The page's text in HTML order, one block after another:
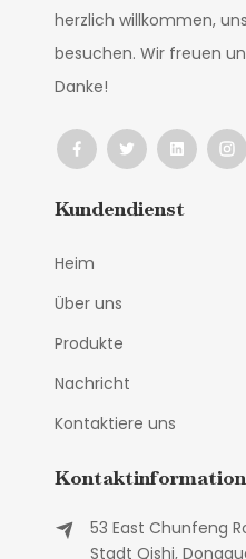
herzlich willkommen,
besuchen. Wir freuen
Danke!
Kundendienst
Heim
Über uns
Produkte
Nachricht
Kontaktiere uns
Kontaktinformation
53 East Chunfeng
Stadt Qishi,